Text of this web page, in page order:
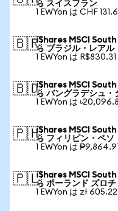
ら スイスフラン
1 EWYon は CHF
🇧🇷iShares MSCI
ら ブラジル・レアル
1 EWYon は
🇧🇩iShares MSCI
ら バングラデシュ・
1 EWYon は
🇵🇭iShares MSCI
ら フィリピン・ペソ
1 EWYon は
🇵🇱iShares MSCI
ら ポーランド ズロチ
1 EWYon は zł